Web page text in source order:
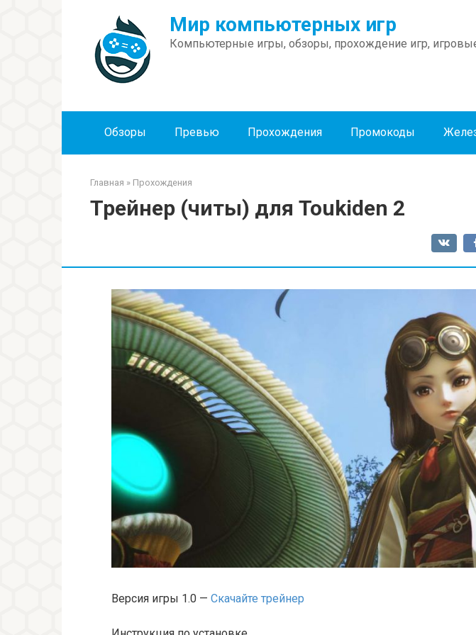
Мир компьютерных игр
Компьютерные игры, обзоры, прохождение игр,
Обзоры Превью Прохождения Промокоды
Главная » Прохождения
Трейнер (читы) для Toukiden 2
Версия игры 1.0 — Скачайте трейнер